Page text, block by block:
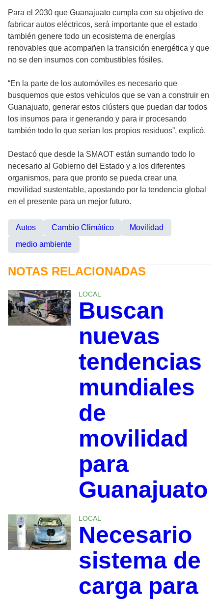
Para el 2030 que Guanajuato cumpla con su objetivo de
fabricar autos eléctricos, será importante que el estado
también genere todo un ecosistema de energías
renovables que acompañen la transición energética y que
no se den insumos con combustibles fósiles.
“En la parte de los automóviles es necesario que
busquemos que estos vehículos que se van a construir en
Guanajuato, generar estos clústers que puedan dar todos
los insumos para ir generando y para ir procesando
también todo lo que serían los propios residuos”, explicó.
Destacó que desde la SMAOT están sumando todo lo
necesario al Gobierno del Estado y a los diferentes
organismos, para que pronto se pueda crear una
movilidad sustentable, apostando por la tendencia global
en el presente para un mejor futuro.
Autos Cambio Climático
Movilidad
medio ambiente
NOTAS RELACIONADAS
LOCAL
Buscan
nuevas
tendencias
mundiales
de
movilidad
para
Guanajuato
LOCAL
Necesario
sistema de
carga para